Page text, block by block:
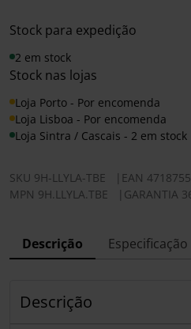
Stock para expedição
2 em stock
Stock nas lojas
Loja Porto - Por encomenda
Loja Lisboa - Por encomenda
Loja Sintra / Cascais - 2 em stock
SKU 9H-LLYLA-TBE EAN
MPN 9H.LLYLA.TBE GARANTIA
Descrição Especificação
Descrição